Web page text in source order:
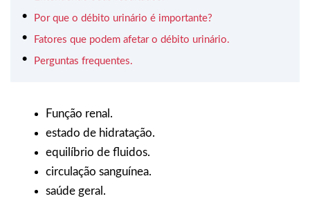
Por que o débito urinário é importante?
Fatores que podem afetar o débito urinário.
Perguntas frequentes.
Função renal.
estado de hidratação.
equilíbrio de fluidos.
circulação sanguínea.
saúde geral.